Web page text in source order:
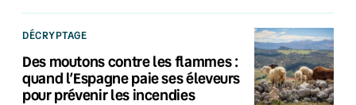
DÉCRYPTAGE
Des moutons contre les flammes :
quand l’Espagne paie ses éleveurs
pour prévenir les incendies